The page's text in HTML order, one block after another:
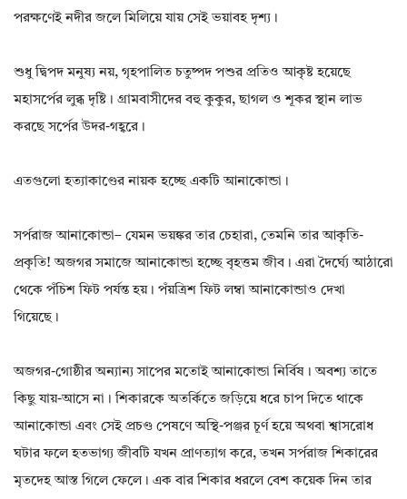
পরক্ষণেই নদীর জলে মিলিয়ে যায় সেই ভয়াবহ দৃশ্য।
শুধু দ্বিপদ মনুষ্য নয়, গৃহপালিত চতুষ্পদ পশুর প্রতিও আকৃষ্ট হয়েছে
মহাসর্পের লুব্ধ দৃষ্টি। গ্রামবাসীদের বহু কুকুর, ছাগল ও শূকর স্থান লাভ
করছে সর্পের উদর-গহ্বরে।
এতগুলো হত্যাকাণ্ডের নায়ক হচ্ছে একটি আনাকোন্ডা।
সর্পরাজ আনাকোন্ডা– যেমন ভয়ঙ্কর তার চেহারা, তেমনি তার আকৃতি-
প্রকৃতি! অজগর সমাজে আনাকোন্ডা হচ্ছে বৃহত্তম জীব। এরা দৈর্ঘ্যে আঠারো
থেকে পঁচিশ ফিট পর্যন্ত হয়। পঁয়ত্রিশ ফিট লম্বা আনাকোন্ডাও দেখা
গিয়েছে।
অজগর-গোষ্ঠীর অন্যান্য সাপের মতোই আনাকোন্ডা নির্বিষ। অবশ্য তাতে
কিছু যায়-আসে না। শিকারকে অতর্কিতে জড়িয়ে ধরে চাপ দিতে থাকে
আনাকোন্ডা এবং সেই প্রচণ্ড পেষণে অস্থি-পঞ্জর চূর্ণ হয়ে অথবা শ্বাসরোধ
ঘটার ফলে হতভাগ্য জীবটি যখন প্রাণত্যাগ করে, তখন সর্পরাজ শিকারের
মৃতদেহ আস্ত গিলে ফেলে। এক বার শিকার ধরলে বেশ কয়েক দিন তার